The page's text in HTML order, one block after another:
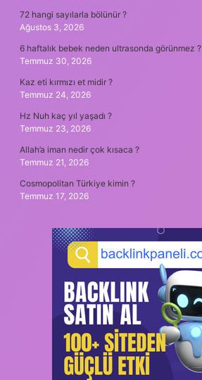
72 hangi sayılarla bölünür ?
Ağustos 3, 2026
6 haftalık bebek neden ultrasonda görünmez ?
Temmuz 30, 2026
Kaz eti kırmızı et midir ?
Temmuz 24, 2026
Hz Nuh kaç yıl yaşadı ?
Temmuz 23, 2026
Allah’a iman nedir çok kısaca ?
Temmuz 21, 2026
Cosmopolitan Türkiye kimin ?
Temmuz 17, 2026